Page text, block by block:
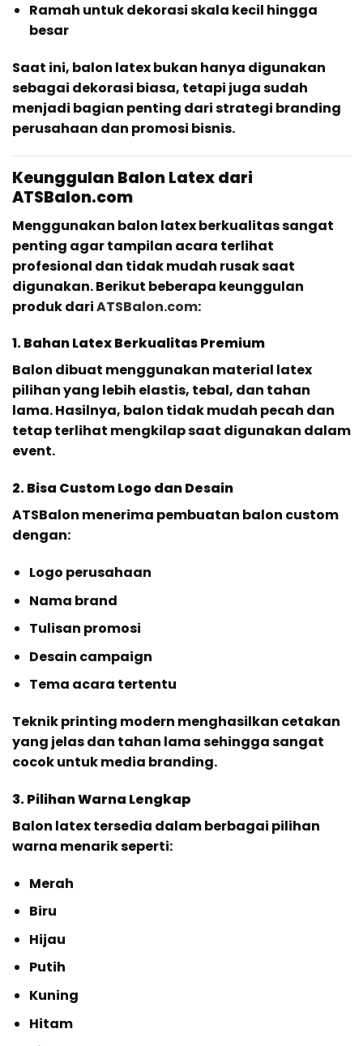
Ramah untuk dekorasi skala kecil hingga
besar
Saat ini, balon latex bukan hanya digunakan
sebagai dekorasi biasa, tetapi juga sudah
menjadi bagian penting dari strategi branding
perusahaan dan promosi bisnis.
Keunggulan Balon Latex dari
ATSBalon.com
Menggunakan balon latex berkualitas sangat
penting agar tampilan acara terlihat
profesional dan tidak mudah rusak saat
digunakan. Berikut beberapa keunggulan
produk dariATSBalon.com:
1. Bahan Latex Berkualitas Premium
Balon dibuat menggunakan material latex
pilihan yang lebih elastis, tebal, dan tahan
lama. Hasilnya, balon tidak mudah pecah dan
tetap terlihat mengkilap saat digunakan dalam
event.
2. Bisa Custom Logo dan Desain
ATSBalon menerima pembuatan balon custom
dengan:
Logo perusahaan
Nama brand
Tulisan promosi
Desain campaign
Tema acara tertentu
Teknik printing modern menghasilkan cetakan
yang jelas dan tahan lama sehingga sangat
cocok untuk media branding.
3. Pilihan Warna Lengkap
Balon latex tersedia dalam berbagai pilihan
warna menarik seperti:
Merah
Biru
Hijau
Putih
Kuning
Hitam